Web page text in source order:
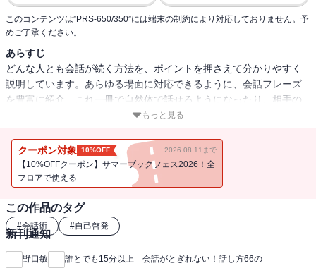
このコンテンツは”PRS-650/350”には端末の制約により対応しておりません。予
めご了承ください。
あらすじ
どんな人とも会話が続く方法を、ポイントを押さえて分かりやすく
説明しています。あらゆる場面に対応できるように、会話フレーズ
を豊富に紹介。これ一冊で自然体で話せるようになったり、相手の
反応がとてもよくなったり、場を盛り上げられたりと、さまざまな
もっと見る
クーポン対象 10%OFF 2026.08.11まで
【10%OFFクーポン】サマーブックフェス2026！全
フロアで使える
この作品のタグ
#会話術 #自己啓発
新刊通知
野口敏 誰とでも15分以上 会話がとぎれない！話し方66の